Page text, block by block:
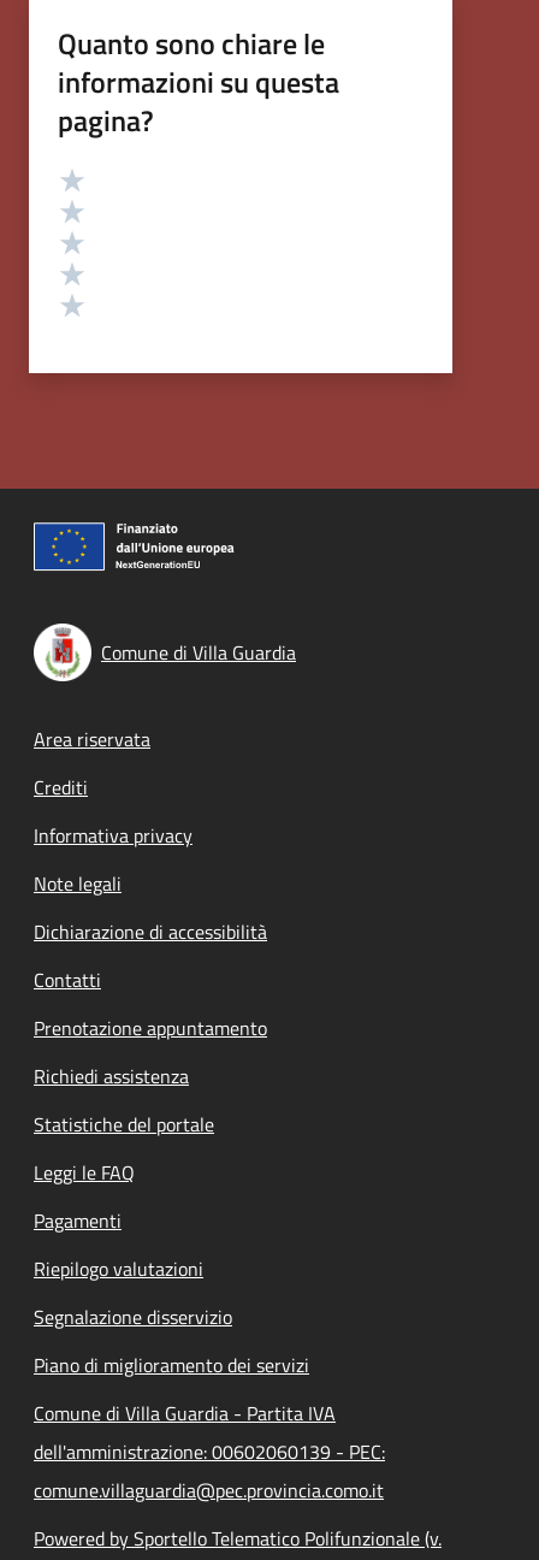
Quanto sono chiare le
informazioni su questa
pagina?
Valutazione
Comune di Villa Guardia
Footer menu
Area riservata
Crediti
Informativa privacy
Note legali
Dichiarazione di accessibilità
Contatti
Prenotazione appuntamento
Richiedi assistenza
Statistiche del portale
Leggi le FAQ
Pagamenti
Riepilogo valutazioni
Segnalazione disservizio
Piano di miglioramento dei servizi
Comune di Villa Guardia - Partita IVA
dell'amministrazione: 00602060139 - PEC:
comune.villaguardia@pec.provincia.como.it
Powered by Sportello Telematico Polifunzionale (v.